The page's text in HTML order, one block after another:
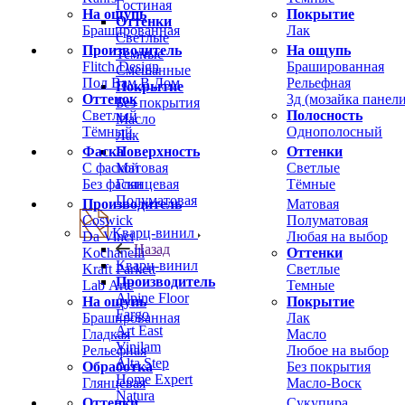
На ощупь
Брашированная
Покрытие
Лак
Производитель
Flitch Design
Пол Вам В Дом
Оттенок
Светлый
Тёмный
На ощупь
Брашированная
Рельефная
3д (мозайка
Полосность
Однополосный
Фаска
С фаской
Без фаски
Оттенки
Светлые
Тёмные
Производитель
Coswick
Da Vinci
Kochanelli
Kraft Parkett
Lab Arte
На ощупь
Брашированная
Гладкая
Рельефная
Обработка
Глянцевая
Матовая
Полуматовая
Любая на выбор
Оттенки
Светлые
Темные
Покрытие
Лак
Масло
Любое на выбор
Без покрытия
Масло-Воск
Гостиная
Оттенки
Светлые
Темные
Смешанные
Покрытие
Без покрытия
Масло
Лак
Поверхность
Матовая
Глянцевая
Полуматовая
Кварц-винил
Назад
Кварц-винил
Производитель
Alpine Floor
Fargo
Art East
Vinilam
Alta Step
Home Expert
Natura